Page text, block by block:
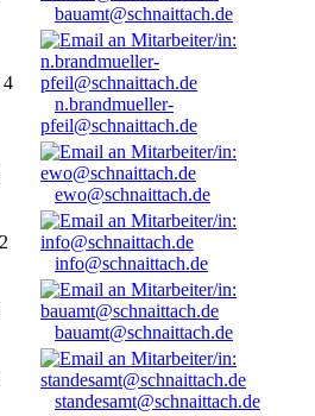
bauamt@schnaittach.de
n.brandmueller-
pfeil@schnaittach.de
ewo@schnaittach.de
info@schnaittach.de
bauamt@schnaittach.de
standesamt@schnaittach.de